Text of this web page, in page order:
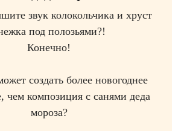
звук колокольчика и хруст
под полозьями?!
Конечно!
создать более новогоднее
чем композиция с санями деда
мороза?